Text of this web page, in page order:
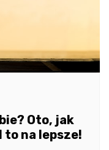
Oto, jak
na lepsze!